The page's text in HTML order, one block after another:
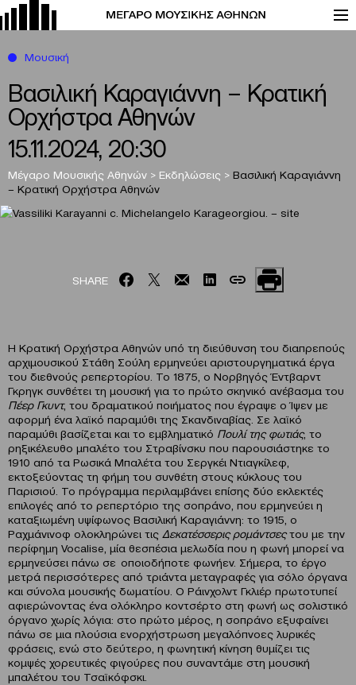
Βασιλική Καραγιάννη – Κρατική
Ορχήστρα Αθηνών
15.11.2024, 20:30
Μέγαρο Μουσικής Αθηνών > Εκδηλώσεις > Βασιλική Καραγιάννη
– Κρατική Ορχήστρα Αθηνών
Μουσική
SHARE
Η Κρατική Ορχήστρα Αθηνών υπό τη διεύθυνση του διαπρεπούς
αρχιμουσικού Στάθη Σούλη ερμηνεύει αριστουργηματικά έργα
του διεθνούς ρεπερτορίου. To 1875, o Νορβηγός Έντβαρντ
Γκρηγκ συνθέτει τη μουσική για το πρώτο σκηνικό ανέβασμα του
Πέερ Γκυντ, του δραματικού ποιήματος που έγραψε ο Ίψεν με
αφορμή ένα λαϊκό παραμύθι της Σκανδιναβίας. Σε λαϊκό
παραμύθι βασίζεται και το εμβληματικό Πουλί της φωτιάς, το
ρηξικέλευθο μπαλέτο του Στραβίνσκυ που παρουσιάστηκε το
1910 από τα Ρωσικά Μπαλέτα του Σεργκέι Ντιαγκίλεφ,
εκτοξεύοντας τη φήμη του συνθέτη στους κύκλους του
Παρισιού. Το πρόγραμμα περιλαμβάνει επίσης δύο εκλεκτές
επιλογές από το ρεπερτόριο της σοπράνο, που ερμηνεύει η
καταξιωμένη υψίφωνος Βασιλική Καραγιάννη: το 1915, ο
Ραχμάνινοφ ολοκληρώνει τις Δεκατέσσερις ρομάντσεςτου με την
περίφημη Vocalise, μία θεσπέσια μελωδία που η φωνή μπορεί να
ερμηνεύσει πάνω σε οποιοδήποτε φωνήεν. Σήμερα, το έργο
μετρά περισσότερες από τριάντα μεταγραφές για σόλο όργανα
και σύνολα μουσικής δωματίου. Ο Ράινχολντ Γκλιέρ πρωτοτυπεί
αφιερώνοντας ένα ολόκληρο κοντσέρτο στη φωνή ως σολιστικό
όργανο χωρίς λόγια: στο πρώτο μέρος, η σοπράνο εξυφαίνει
πάνω σε μια πλούσια ενορχήστρωση μεγαλόπνοες λυρικές
φράσεις, ενώ στο δεύτερο, η φωνητική κίνηση θυμίζει τις
κομψές χορευτικές φιγούρες που συναντάμε στη μουσική
μπαλέτου του Τσαϊκόφσκι.